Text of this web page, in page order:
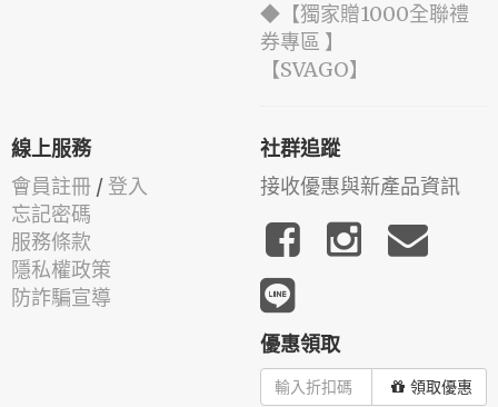
◆【獨家贈1000全聯禮
券專區 】
️【SVAGO】️
線上服務
會員註冊 / 登入
忘記密碼
服務條款
隱私權政策
防詐騙宣導
社群追蹤
接收優惠與新產品資訊
優惠領取
領取優惠